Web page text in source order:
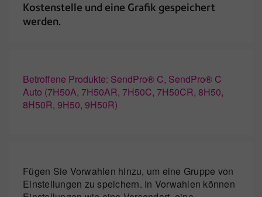
Kostenstelle und eine Grafik gespeichert
werden.
Betroffene Produkte: SendPro® C, SendPro® C
Auto (7H50A, 7H50AR, 7H50C, 7H50CR, 8H50,
8H50R, 9H50, 9H50R)
Fügen Sie Vorwahlen hinzu, um eine Gruppe von
Einstellungen zu speichern. In Vorwahlen können